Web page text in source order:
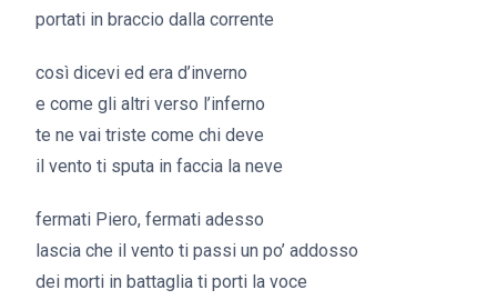
portati in braccio dalla corrente
così dicevi ed era d’inverno
e come gli altri verso l’inferno
te ne vai triste come chi deve
il vento ti sputa in faccia la neve
fermati Piero, fermati adesso
lascia che il vento ti passi un po’ addosso
dei morti in battaglia ti porti la voce